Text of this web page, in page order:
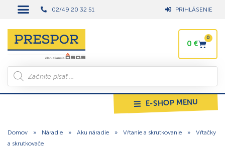
02/49 20 32 51 PRIHLÁSENIE
0 €
0
E-SHOP MENU
Domov » Náradie » Aku náradie » Vŕtanie a skrutkovanie »
Vŕtačky
a skrutkovače